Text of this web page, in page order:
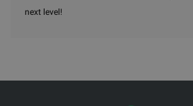
next level!